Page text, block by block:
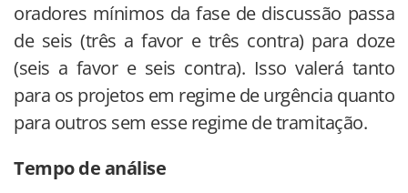
oradores mínimos da fase de discussão passa
de seis (três a favor e três contra) para doze
(seis a favor e seis contra). Isso valerá tanto
para os projetos em regime de urgência quanto
para outros sem esse regime de tramitação.
Tempo de análise